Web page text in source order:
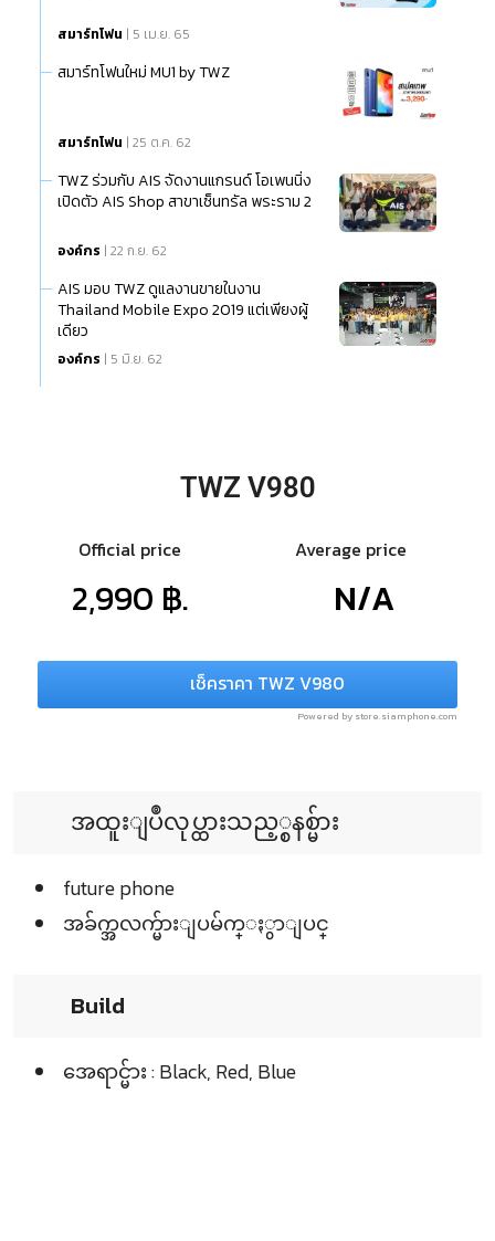
สมาร์ทโฟน | 5 เม.ย. 65
สมาร์ทโฟนใหม่ MU1 by TWZ
สมาร์ทโฟน | 25 ต.ค. 62
TWZ ร่วมกับ AIS จัดงานแกรนด์ โอเพนนิ่ง
เปิดตัว AIS Shop สาขาเซ็นทรัล พระราม 2
องค์กร | 22 ก.ย. 62
AIS มอบ TWZ ดูแลงานขายในงาน
Thailand Mobile Expo 2019 แต่เพียงผู้
เดียว
องค์กร | 5 มิ.ย. 62
TWZ V980
Official price
2,990 ฿.
Average price
N/A
เช็คราคา TWZ V980
Powered by store.siamphone.com
အထူးျပဳလုပ္ထားသည့္စနစ္မ်ား
future phone
အခ်က္အလက္မ်ားျပမ်က္ႏွာျပင္
Build
အေရာင္မ်ား : Black, Red, Blue